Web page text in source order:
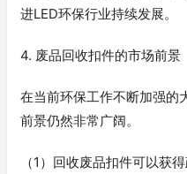
进LED环保行业持续发展。
4. 废品回收扣件的市场前景
在当前环保工作不断加强的
前景仍然非常广阔。
（1）回收废品扣件可以获